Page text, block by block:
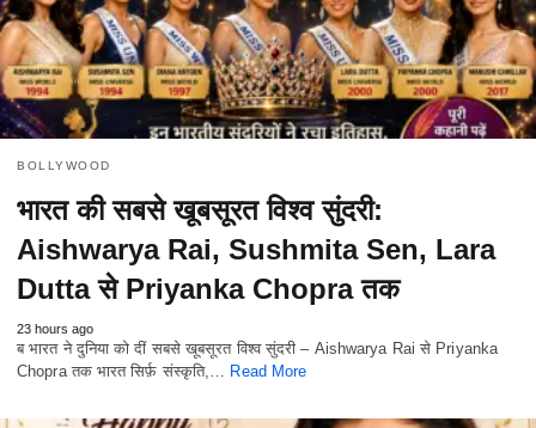
BOLLYWOOD
भारत की सबसे खूबसूरत विश्व सुंदरी:
Aishwarya Rai, Sushmita Sen, Lara
Dutta से Priyanka Chopra तक
23 hours ago
ब भारत ने दुनिया को दीं सबसे खूबसूरत विश्व सुंदरी – Aishwarya Rai से Priyanka
Chopra तक भारत सिर्फ़ संस्कृति,… Read More